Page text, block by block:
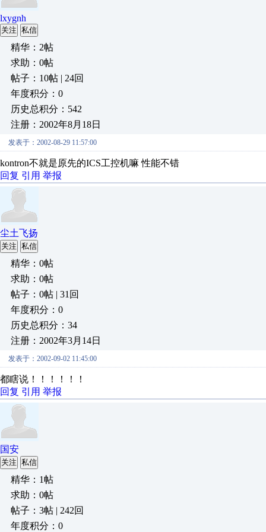
lxygnh
关注 私信
精华：2帖
求助：0帖
帖子：10帖 | 24回
年度积分：0
历史总积分：542
注册：2002年8月18日
发表于：2002-08-29 11:57:00
kontron不就是原先的ICS工控机嘛 性能不错
回复 引用 举报
尘土飞扬
关注 私信
精华：0帖
求助：0帖
帖子：0帖 | 31回
年度积分：0
历史总积分：34
注册：2002年3月14日
发表于：2002-09-02 11:45:00
都瞎说！！！！！！
回复 引用 举报
国安
关注 私信
精华：1帖
求助：0帖
帖子：3帖 | 242回
年度积分：0